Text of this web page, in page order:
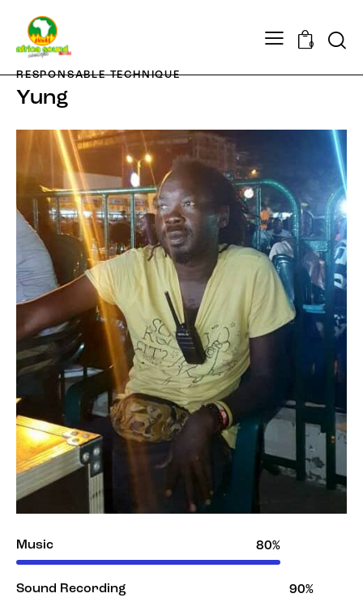
0
RESPONSABLE TECHNIQUE
Yung
Music 80%
Sound Recording 90%